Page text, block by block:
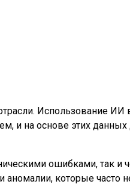
Использование ИИ
и на основе этих данных
ошибками, так и
аномалии, которые часто